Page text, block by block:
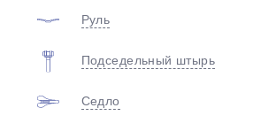
Руль
Подседельный штырь
Седло